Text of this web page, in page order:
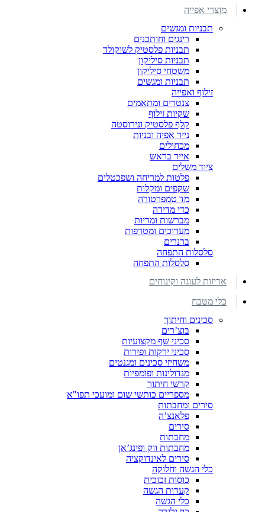
מוצרי אפייה
תבניות ומגשים
רינגים וחותכנים
תבניות פלסטיק לשוקולד
תבניות סיליקון
משטחי סיליקון
תבניות ומגשים
זילוף ואפייה
צנטרים ומתאמים
שקיות זילוף
קלף פלסטיק ונירוסטה
נייר אפיה ובניות
מכחולים
אייר בראש
ציוד משלים
פלטות למריחה ושפכטלים
שקפים ומקלות
מד טמפרטורה
כדי מדידה
מברשות ומריות
מערוכים ומטרפות
ברנרים
סלסלות התפחה
סלסלות התפחה
אריזות לעוגה וקינוחים
כלי מטבח
סכינים וחיתוך
בוצ’רים
סכיני שף מקצועיות
סכיני ירקות ופירות
משחיזי סכינים ומגנטים
מנדולינות ופומפיות
קרשי חיתוך
מספריים כותשי שום ומועכי תפו"א
סירים ומחבתות
פלאנצ’ה
סירים
מחבתות
מחבתות ווק ופינג’אן
סירים לאינדוקציה
כלי הגשה וחלוקה
כוסות זכוכית
קערות הגשה
כלי הגשה